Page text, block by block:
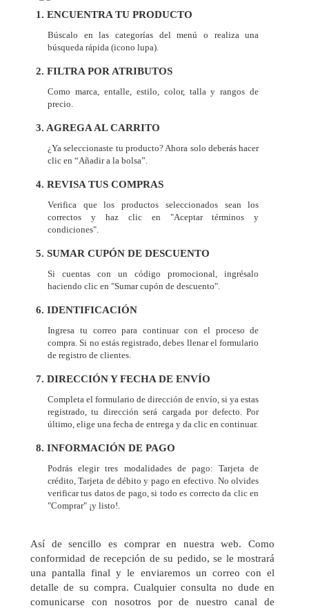
1. ENCUENTRA TU PRODUCTO
Búscalo en las categorías del menú o realiza una
búsqueda rápida (icono lupa).
2. FILTRA POR ATRIBUTOS
Como marca, entalle, estilo, color, talla y rangos de
precio.
3. AGREGA AL CARRITO
¿Ya seleccionaste tu producto? Ahora solo deberás hacer
clic en “Añadir a la bolsa”.
4. REVISA TUS COMPRAS
Verifica que los productos seleccionados sean los
correctos y haz clic en "Aceptar términos y
condiciones".
5. SUMAR CUPÓN DE DESCUENTO
Si cuentas con un código promocional, ingrésalo
haciendo clic en "Sumar cupón de descuento".
6. IDENTIFICACIÓN
Ingresa tu correo para continuar con el proceso de
compra. Si no estás registrado, debes llenar el formulario
de registro de clientes.
7. DIRECCIÓN Y FECHA DE ENVÍO
Completa el formulario de dirección de envío, si ya estas
registrado, tu dirección será cargada por defecto. Por
último, elige una fecha de entrega y da clic en continuar.
8. INFORMACIÓN DE PAGO
Podrás elegir tres modalidades de pago: Tarjeta de
crédito, Tarjeta de débito y pago en efectivo. No olvides
verificar tus datos de pago, si todo es correcto da clic en
"Comprar" ¡y listo!.
Así de sencillo es comprar en nuestra web. Como
conformidad de recepción de su pedido, se le mostrará
una pantalla final y le enviaremos un correo con el
detalle de su compra. Cualquier consulta no dude en
comunicarse con nosotros por de nuestro canal de